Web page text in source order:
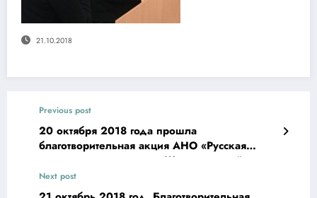
21.10.2018
Previous post
20 октября 2018 года прошла
благотворительная акция АНО «Русская
гуманитарная миссия» в Шаватском районе
Хорезмской области
Next post